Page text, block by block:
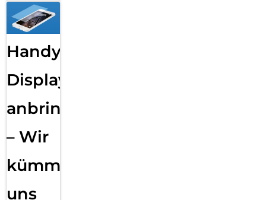
Handy
Displayfolie
anbringen
– Wir
kümmern
uns